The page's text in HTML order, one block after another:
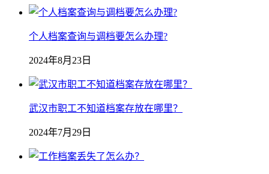
个人档案查询与调档要怎么办理?
2024年8月23日
武汉市职工不知道档案存放在哪里？
2024年7月29日